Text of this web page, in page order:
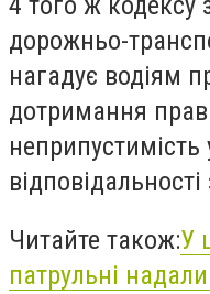
дорожньо-
нагадує водіям
дотримання
Читайте також:У
патрульні